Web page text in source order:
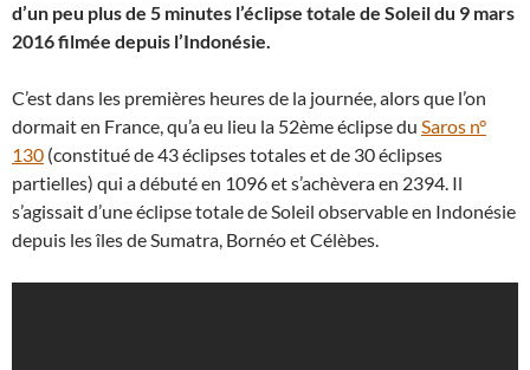
d’un peu plus de 5 minutes l’éclipse totale de Soleil du 9 mars
2016 filmée depuis l’Indonésie.
C’est dans les premières heures de la journée, alors que l’on
dormait en France, qu’a eu lieu la 52ème éclipse du Saros n°
130 (constitué de 43 éclipses totales et de 30 éclipses
partielles) qui a débuté en 1096 et s’achèvera en 2394. Il
s’agissait d’une éclipse totale de Soleil observable en Indonésie
depuis les îles de Sumatra, Bornéo et Célèbes.